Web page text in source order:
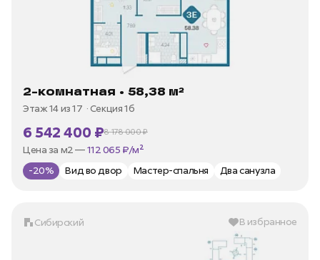
2-комнатная • 58,38 м²
Этаж 14 из 17 Секция 1б
6 542 400 ₽8 178 000 ₽
В ипотеку —от 31 380 ₽/мес
Цена за м2 —
-20% Вид во двор Мастер-спальня Два санузла
Сибирский В избранное